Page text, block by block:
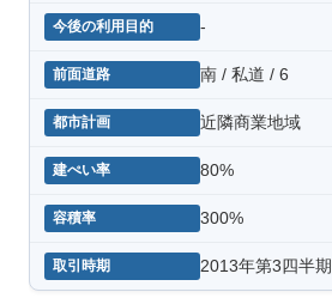
-
南 / 私道 / 6
近隣商業地域
80%
300%
2013年第3四半期